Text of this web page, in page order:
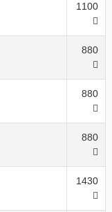
1100
880
880
880
1430